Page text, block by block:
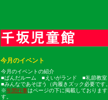
今月のイベント
今月のイベントの紹介
■ぱんだルーム ■えいがランド ■礼節教室
■みんなであそぼう（内履きズック必要です
※年間行事はページの下に掲載しておりま
す。